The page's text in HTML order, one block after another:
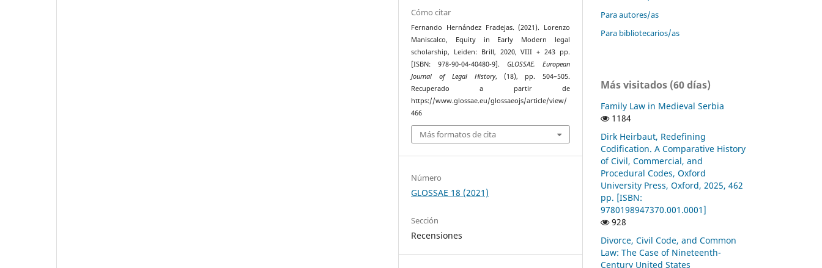
Cómo citar
Fernando Hernández Fradejas. (2021). Lorenzo
Maniscalco, Equity in Early Modern legal
scholarship, Leiden: Brill, 2020, VIII + 243 pp.
[ISBN: 978-90-04-40480-9]. GLOSSAE. European
Journal of Legal History, (18), pp. 504–505.
Recuperado a partir de
https://www.glossae.eu/glossaeojs/article/view/
466
Más formatos de cita
Número
GLOSSAE 18 (2021)
Sección
Recensiones
Para autores/as
Para bibliotecarios/as
Más visitados (60 días)
Family Law in Medieval Serbia
1184
Dirk Heirbaut, Redefining
Codification. A Comparative History
of Civil, Commercial, and
Procedural Codes, Oxford
University Press, Oxford, 2025, 462
pp. [ISBN:
9780198947370.001.0001]
928
Divorce, Civil Code, and Common
Law: The Case of Nineteenth-
Century United States